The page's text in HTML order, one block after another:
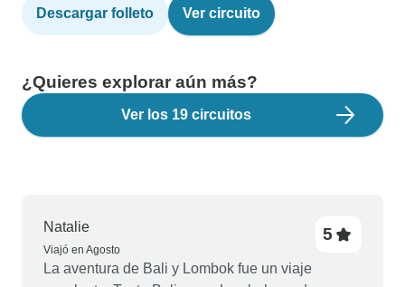
Descargar folleto Ver circuito
¿Quieres explorar aún más?
Ver los 19 circuitos
Natalie
Viajó en Agosto
5
La aventura de Bali y Lombok fue un viaje